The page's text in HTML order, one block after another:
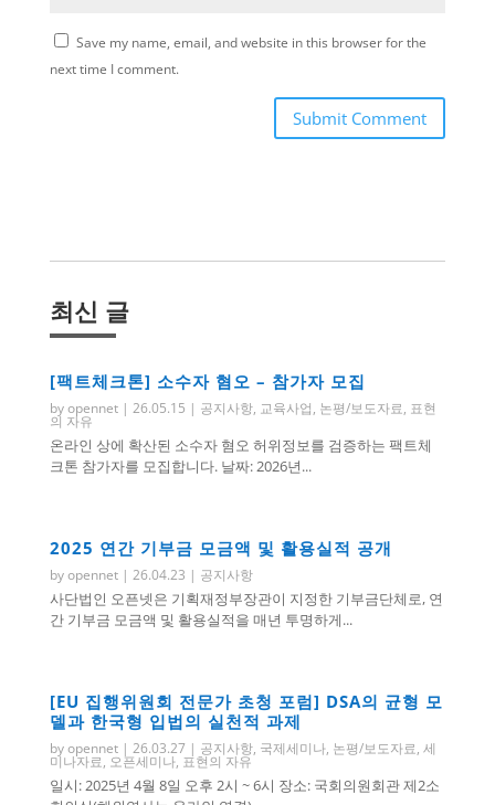
Save my name, email, and website in this browser for the
next time I comment.
Submit Comment
최신 글
[팩트체크톤] 소수자 혐오 – 참가자 모집
byopennet| 26.05.15 | 공지사항, 교육사업, 논평/보도자료, 표현
의 자유
온라인 상에 확산된 소수자 혐오 허위정보를 검증하는 팩트체
크톤 참가자를 모집합니다. 날짜: 2026년...
2025 연간 기부금 모금액 및 활용실적 공개
byopennet| 26.04.23 | 공지사항
사단법인 오픈넷은 기획재정부장관이 지정한 기부금단체로, 연
간 기부금 모금액 및 활용실적을 매년 투명하게...
[EU 집행위원회 전문가 초청 포럼] DSA의 균형 모
델과 한국형 입법의 실천적 과제
byopennet| 26.03.27| 공지사항, 국제세미나, 논평/보도자료, 세
미나자료, 오픈세미나, 표현의 자유
일시: 2025년 4월 8일 오후 2시 ~ 6시 장소: 국회의원회관 제2소